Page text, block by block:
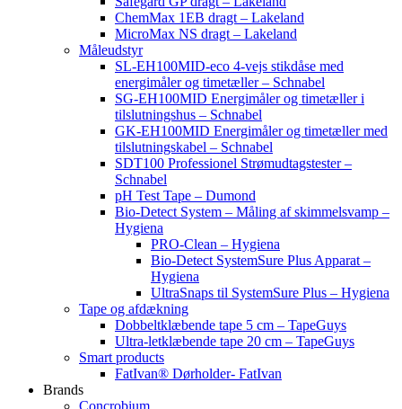
ChemMax 1EB dragt – Lakeland
MicroMax NS dragt – Lakeland
Måleudstyr
SL-EH100MID-eco 4-vejs stikdåse med
energimåler og timetæller – Schnabel
SG-EH100MID Energimåler og timetæller i
tilslutningshus – Schnabel
GK-EH100MID Energimåler og timetæller med
tilslutningskabel – Schnabel
SDT100 Professionel Strømudtagstester –
Schnabel
pH Test Tape – Dumond
Bio-Detect System – Måling af skimmelsvamp –
Hygiena
PRO-Clean – Hygiena
Bio-Detect SystemSure Plus Apparat –
Hygiena
UltraSnaps til SystemSure Plus – Hygiena
Tape og afdækning
Dobbeltklæbende tape 5 cm – TapeGuys
Ultra-letklæbende tape 20 cm – TapeGuys
Smart products
FatIvan® Dørholder- FatIvan
Brands
Concrobium